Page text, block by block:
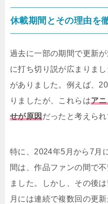
休載期間とその理由を
過去に一部の期間で更新
に打ち切り説が広まりま
がありました。例えば、
りましたが、これらはア
せが原因だったと考えられ
特に、2024年5月から7月
間は、作品ファンの間で
ました。しかし、その後
月には連続で複数回の更